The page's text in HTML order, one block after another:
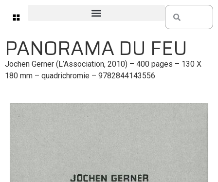
PANORAMA DU FEU
Jochen Gerner (L’Association, 2010) – 400 pages – 130 X
180 mm – quadrichromie – 9782844143556